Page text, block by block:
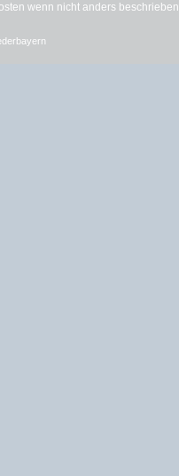
wenn nicht anders beschrieben